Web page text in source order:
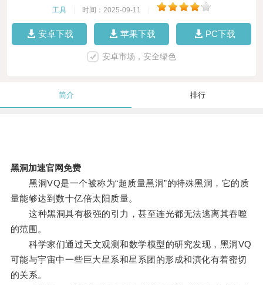
工具 时间：2025-09-11
安卓下载 苹果下载 PC下载
安卓市场，安全绿色
简介 排行
黑洞加速官网免费
黑洞VQ是一个被称为“超质量黑洞”的特殊黑洞，它的质
量能够达到数十亿倍太阳质量。
这种黑洞具有极强的引力，甚至连光都无法逃离其吞噬
的范围。
科学家们通过天文观测和数学模型的研究发现，黑洞VQ
可能与宇宙中一些巨大星系和星系团的形成和演化有着密切
的关系。